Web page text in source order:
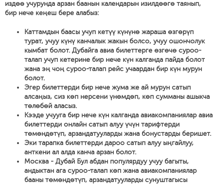
издөө учурунда арзан баанын календарын изилдөөгө таянып,
бир нече кеңеш бере алабыз:
Каттамдын баасы учуп кетүү күнүнө жараша өзгөрүп
турат, учуу күнү канчалык жакын болсо, учуу ошончолук
кымбат болот. Дубайга авиа билеттерге өзгөчө суроо-
талап учуп кетерине бир нече күн калганда пайда болот
жана эң чоң суроо-талап рейс учаардан бир күн мурун
болот.
Эгер билеттерди бир нече жума же ай мурун сатып
алсаңыз, сиз көп нерсени үнөмдөп, көп сумманы ашыкча
төлөбөй аласыз.
Кээде учууга бир нече күн калганда авиакомпаниялар авиа
билеттерди онлайн сатып алуу үчүн тарифтерди
төмөндөтүп, арзандатууларды жана бонустарды беришет.
Эки тарапка билеттерди дароо сатып алуу ыңгайлуу,
анткени ал алда канча арзан болот.
Москва - Дубай Бул абдан популярдуу учуу багыты,
андыктан ага суроо-талап көп жана авиакомпаниялар
бааны төмөндөтүп, арзандатууларды сунуштагысы